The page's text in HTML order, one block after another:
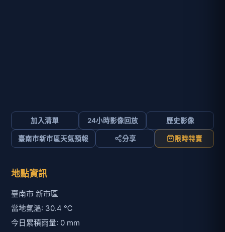
加入清單 24小時影像回放 歷史影像
臺南市新市區天氣預報 分享 限時特賣
地點資訊
臺南市 新市區
當地氣溫: 30.4 ℃
今日累積雨量: 0 mm